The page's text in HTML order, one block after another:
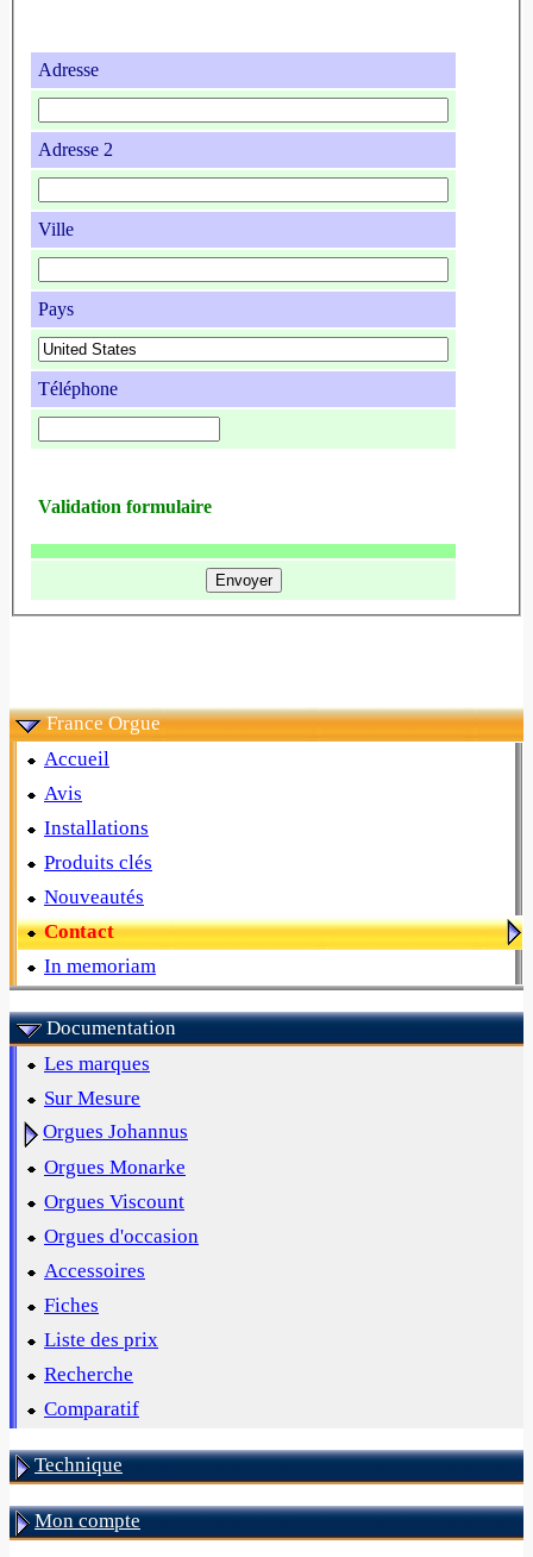
Adresse
Adresse 2
Ville
Pays
Téléphone
Validation formulaire
France Orgue
Accueil
Avis
Installations
Produits clés
Nouveautés
Contact
In memoriam
Documentation
Les marques
Sur Mesure
Orgues Johannus
Orgues Monarke
Orgues Viscount
Orgues d'occasion
Accessoires
Fiches
Liste des prix
Recherche
Comparatif
Technique
Mon compte